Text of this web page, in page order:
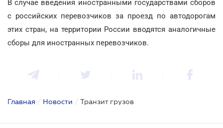
В случае введения иностранными государствами сборов
с российских перевозчиков за проезд по автодорогам
этих стран, на территории России вводятся аналогичные
сборы для иностранных перевозчиков.
Главная / Новости / Транзит грузов